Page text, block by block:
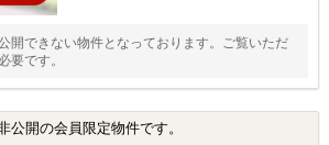
開できない物件となっております。ご覧いただ
要です。
公開の会員限定物件です。